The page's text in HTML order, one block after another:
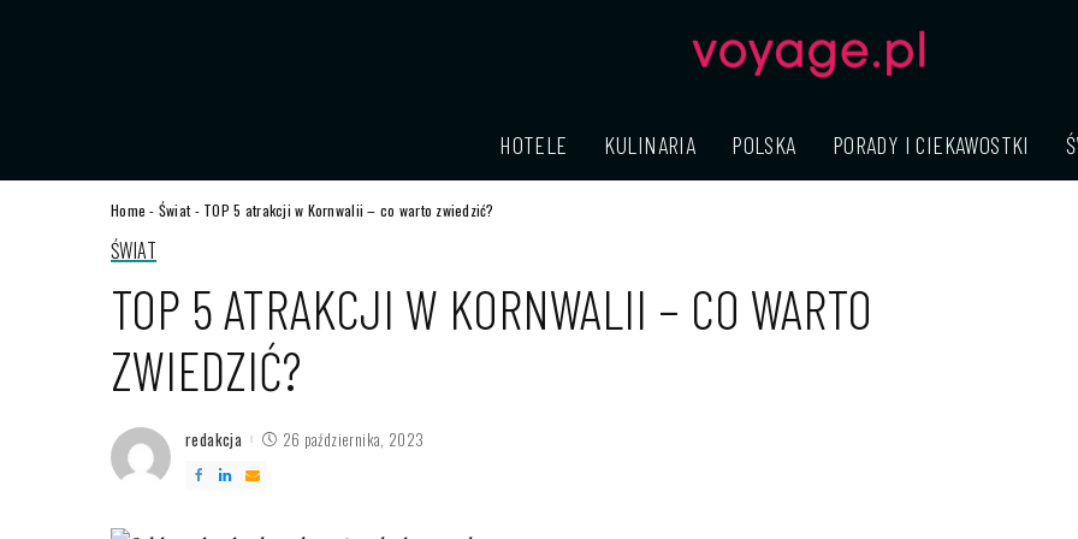
HOTELE KULINARIA POLSKA PORADY I CIEKAWOSTKI
Home - Świat- TOP 5 atrakcji w Kornwalii – co warto zwiedzić?
ŚWIAT
TOP 5 ATRAKCJI W KORNWALII – CO WARTO
ZWIEDZIĆ?
Posted
redakcja 26 października, 2023